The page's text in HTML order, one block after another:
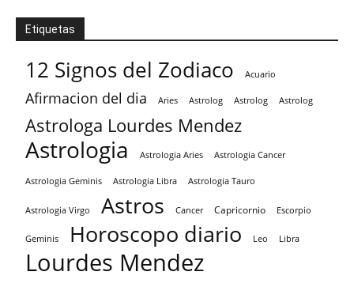
Etiquetas
12 Signos del Zodiaco Acuario
Afirmacion del dia Aries Astrolog Astrolog Astrolog
Astrologa Lourdes Mendez
Astrologia Astrologia Aries Astrologia Cancer
Astrologia Geminis Astrologia Libra Astrologia Tauro
Astrologia Virgo Astros Cancer Capricornio Escorpio
Geminis Horoscopo diario Leo Libra
Lourdes Mendez